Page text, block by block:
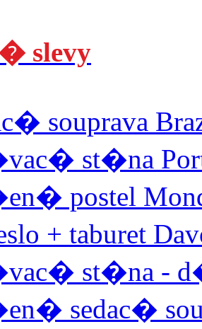
slevy
souprava
st�na
postel
+ taburet
st�na -
sedac�